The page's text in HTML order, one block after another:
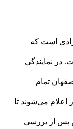
است که
در نمایندگی
تمام
می‌شوند تا
پس از بررسی